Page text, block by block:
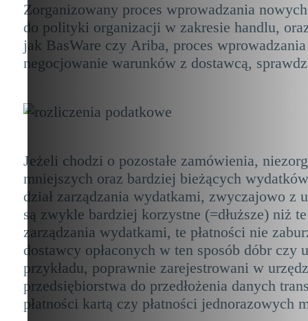
Zorganizowany proces wprowadzania
do polityki organizacji w zakresie handlu,
jak BasWare czy Ariba, proces
negocjowanie warunków z dostawcą,
Jeżeli chodzi o pozostałe zamówienia,
mniejszych oraz bardziej bieżących
dział zarządzania wydatkami, zwyczajowo z
są zwykle bardziej korzystne (=dłuższe) niż
zarządzania wydatkami, te płatności nie
dostawcy opłaconych w ten sposób dóbr
przykładu, poprawnie zarejestrowani w
przedsiębiorstwa do przedłożenia danych
płatności kartą czy płatności jednorazowych